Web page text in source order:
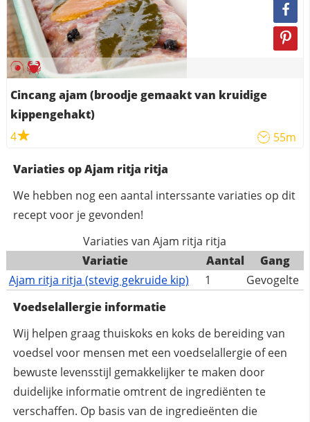
Cincang ajam (broodje gemaakt van kruidige
kippengehakt)
4
55m
Variaties op Ajam ritja ritja
We hebben nog een aantal interssante variaties op dit
recept voor je gevonden!
Variaties van Ajam ritja ritja
Variatie
Aantal
Gang
Ajam ritja ritja (stevig gekruide kip)
1
Gevogelte
Voedselallergie informatie
Wij helpen graag thuiskoks en koks de bereiding van
voedsel voor mensen met een voedselallergie of een
bewuste levensstijl gemakkelijker te maken door
duidelijke informatie omtrent de ingrediënten te
verschaffen. Op basis van de ingredieënten die